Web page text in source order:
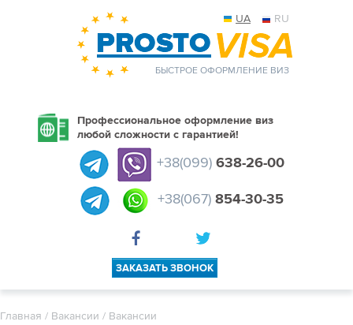
UA RU
БЫСТРОЕ ОФОРМЛЕНИЕ ВИЗ
Профессиональное оформление виз
любой сложности с гарантией!
+38(099) 638-26-00
+38(067) 854-30-35
ЗАКАЗАТЬ ЗВОНОК
Главная / Вакансии / Вакансии